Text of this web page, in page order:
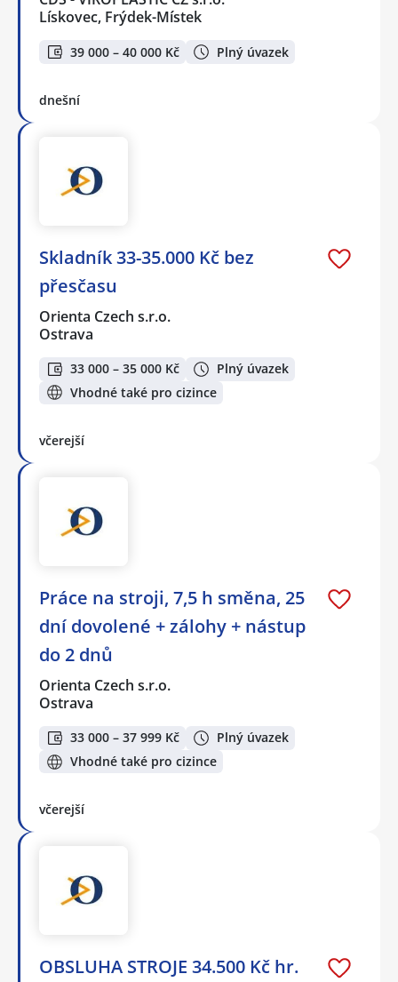
Lískovec, Frýdek-Místek
39 000 – 40 000 Kč Plný úvazek
dnešní
Skladník 33-35.000 Kč bez
přesčasu
Orienta Czech s.r.o.
Ostrava
33 000 – 35 000 Kč
Plný úvazek
Vhodné také pro cizince
včerejší
Práce na stroji, 7,5 h směna, 25
dní dovolené + zálohy + nástup
do 2 dnů
Orienta Czech s.r.o.
Ostrava
33 000 – 37 999 Kč
Plný úvazek
Vhodné také pro cizince
včerejší
OBSLUHA STROJE 34.500 Kč hr.